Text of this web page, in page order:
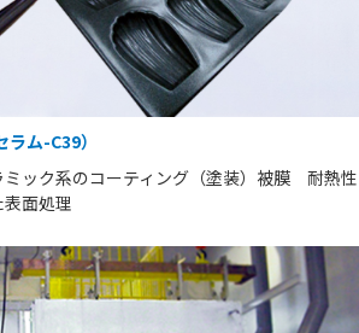
ム-C39）
ミック系のコーティング（塗装）被膜 耐熱性
面処理